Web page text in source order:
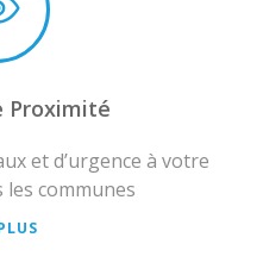
Proximité
et d’urgence à votre
communes